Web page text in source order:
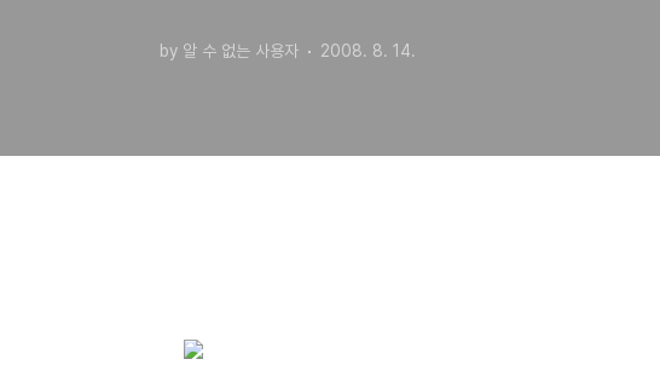
by 알 수 없는 사용자 2008. 8. 14.